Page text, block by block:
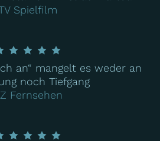
Spielfilm
an“ mangelt es weder an
noch Tiefgang
Fernsehen